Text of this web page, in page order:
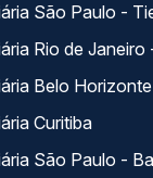
São Paulo -
Rio de
Belo
Curitiba
São Paulo -